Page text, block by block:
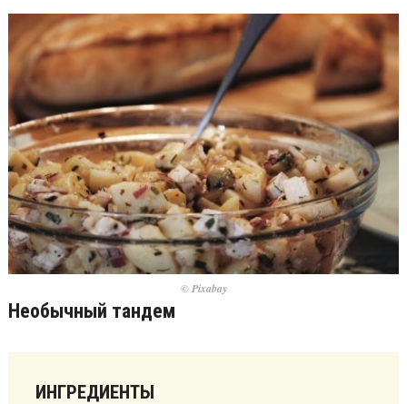
© Pixabay
Необычный тандем
ИНГРЕДИЕНТЫ